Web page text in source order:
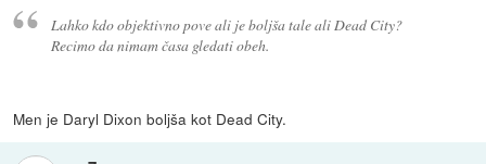
Lahko kdo objektivno pove ali je boljša tale ali Dead City?
Recimo da nimam časa gledati obeh.
Men je Daryl Dixon boljša kot Dead City.